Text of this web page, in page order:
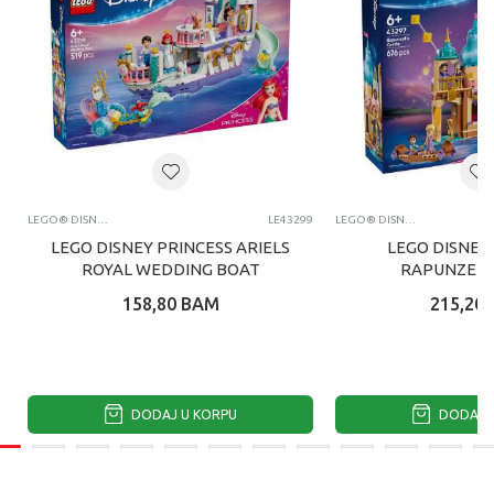
LEGO® DISNEY PRINCESS LE43299
LEGO DISNEY PRINCESS ARIELS
ROYAL WEDDING BOAT
158,80 BAM
DODAJ U KORPU
LEGO® DISNEY PRINCESS
LEGO DISNEY
215,20
DODAJ